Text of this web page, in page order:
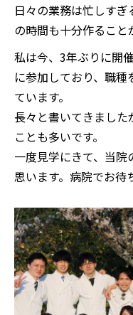
日々の業務は忙しす
の時間も十分作ること
私は今、3年ぶりに開
に参加しており、職
ています。
長々と書いてきまし
ことも多いです。
一度見学にきて、当院
思います。病院でお待